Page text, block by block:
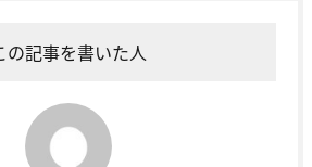
の記事を書いた人